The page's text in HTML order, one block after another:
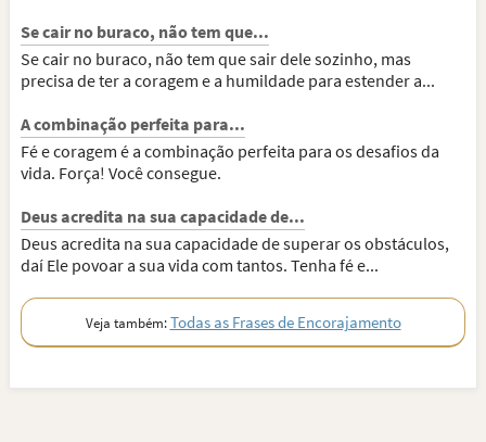
Se cair no buraco, não tem que...
Se cair no buraco, não tem que sair dele sozinho, mas
precisa de ter a coragem e a humildade para estender a...
A combinação perfeita para...
Fé e coragem é a combinação perfeita para os desafios da
vida. Força! Você consegue.
Deus acredita na sua capacidade de...
Deus acredita na sua capacidade de superar os obstáculos,
daí Ele povoar a sua vida com tantos. Tenha fé e...
Veja também:Todas as Frases de Encorajamento